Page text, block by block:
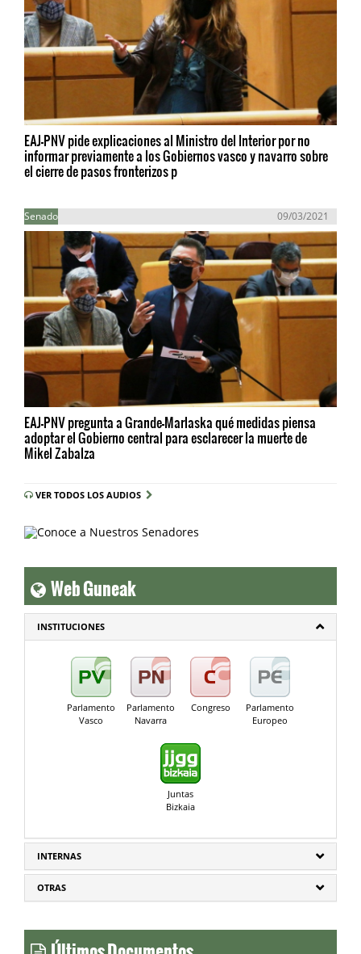
EAJ-PNV pide explicaciones al Ministro del Interior por no
informar previamente a los Gobiernos vasco y navarro sobre
el cierre de pasos fronterizos p
Senado 09/03/2021
EAJ-PNV pregunta a Grande-Marlaska qué medidas piensa
adoptar el Gobierno central para esclarecer la muerte de
Mikel Zabalza
VER TODOS LOS AUDIOS
Web Guneak
INSTITUCIONES
Parlamento
Vasco
Parlamento
Navarra
Congreso
Parlamento
Europeo
Juntas
Bizkaia
INTERNAS
OTRAS
Últimos Documentos